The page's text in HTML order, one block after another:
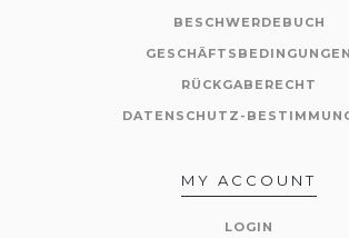
BESCHWERDEBUCH
GESCHÄFTSBEDINGUNGEN
RÜCKGABERECHT
DATENSCHUTZ-
MY ACCOUNT
LOGIN